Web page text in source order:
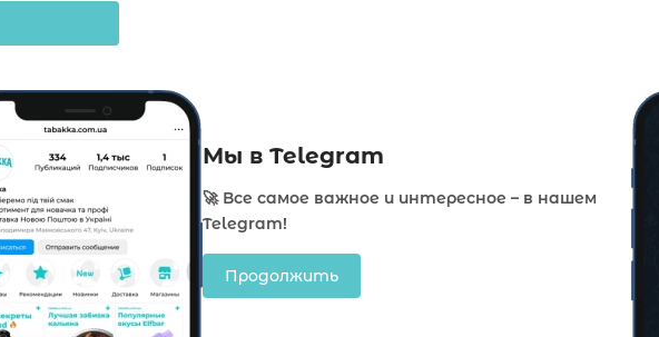
Мы в Telegram
🚀 Все самое важное и интересное – в нашем
Telegram!
Продолжить